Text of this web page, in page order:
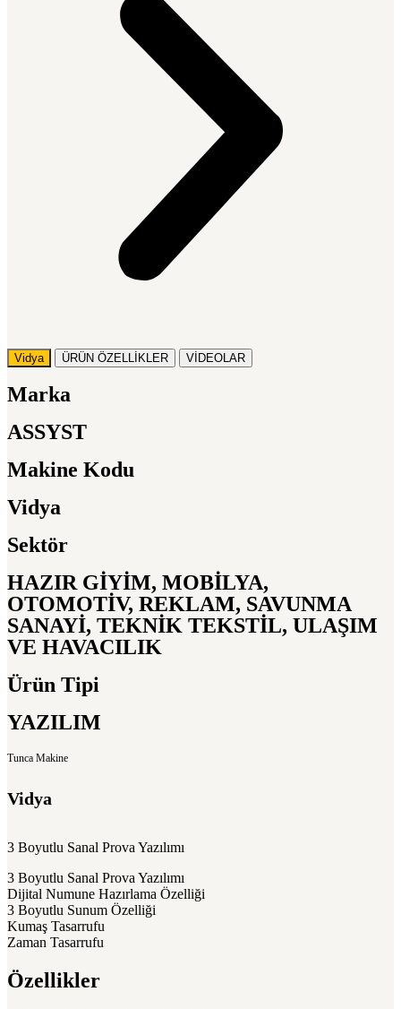
Vidya ÜRÜN ÖZELLİKLER VİDEOLAR
Marka
ASSYST
Makine Kodu
Vidya
Sektör
HAZIR GİYİM, MOBİLYA,
OTOMOTİV, REKLAM, SAVUNMA
SANAYİ, TEKNİK TEKSTİL, ULAŞIM
VE HAVACILIK
Ürün Tipi
YAZILIM
Tunca Makine
Vidya
3 Boyutlu Sanal Prova Yazılımı
3 Boyutlu Sanal Prova Yazılımı
Dijital Numune Hazırlama Özelliği
3 Boyutlu Sunum Özelliği
Kumaş Tasarrufu
Zaman Tasarrufu
Özellikler